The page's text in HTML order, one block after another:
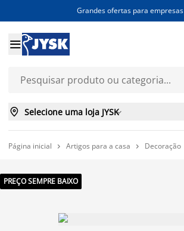
Grandes ofertas para empresas

 Selecione uma loja JYSK
Página inicial  Artigos para a casa  Decoração
PREÇO SEMPRE BAIXO